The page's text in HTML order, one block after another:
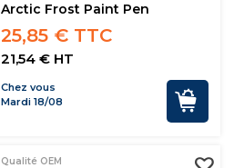
Arctic Frost Paint Pen
25,85 € TTC
21,54 € HT
Chez vous
Mardi 18/08
Qualité OEM